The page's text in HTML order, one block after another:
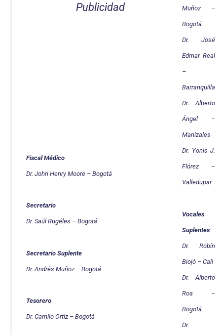
Publicidad
Fiscal Médico
Dr. John Henry Moore – Bogotá
Secretario
Dr. Saúl Rugéles – Bogotá
Secretario Suplente
Dr. Andrés Muñoz – Bogotá
Tesorero
Dr. Camilo Ortiz – Bogotá
Muñoz –
Bogotá
Dr. José
Edmar Real
–
Barranquilla
Dr. Alberto
Ángel –
Manizales
Dr. Yonis J.
Flórez –
Valledupar
Vocales
Suplentes
Dr. Robín
Biojó – Cali
Dr. Alberto
Roa –
Bogotá
Dr.